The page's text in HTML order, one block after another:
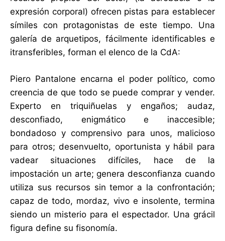
expresión corporal) ofrecen pistas para establecer
símiles con protagonistas de este tiempo. Una
galería de arquetipos, fácilmente identificables e
itransferibles, forman el elenco de la CdA:
Piero Pantalone encarna el poder político, como
creencia de que todo se puede comprar y vender.
Experto en triquiñuelas y engaños; audaz,
desconfiado, enigmático e inaccesible;
bondadoso y comprensivo para unos, malicioso
para otros; desenvuelto, oportunista y hábil para
vadear situaciones difíciles, hace de la
impostación un arte; genera desconfianza cuando
utiliza sus recursos sin temor a la confrontación;
capaz de todo, mordaz, vivo e insolente, termina
siendo un misterio para el espectador. Una grácil
figura define su fisonomía.